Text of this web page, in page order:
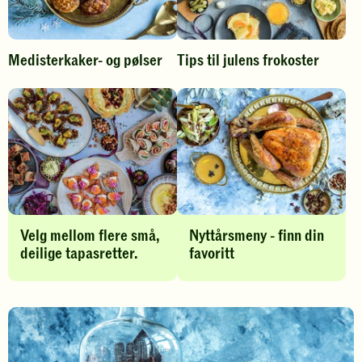
e
r
s
t
e
r
k
a
k
e
r
ø
l
s
Medisterkaker- og pølser Tips til julens frokoster
T
a
p
a
s
o
n
t
t
Velg mellom flere små,
deilige tapasretter.
Nyttårsmeny - finn din
favoritt